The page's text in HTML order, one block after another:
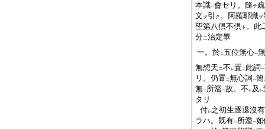
本識一會セリ。隨テ疏
文 ヲ 引 ク 。阿羅耶識ヲ
望第八倶不倶 ト 。此
分ニ治定畢
一。於二五位無心一
無想天ニ不 レ置二 此詞 一
リ。仍置二無心詞 一簡
無二 所濫一故。不 レ及 レ
タリ
付レ之初生逐退沒
ラハ。既有二 所濫一